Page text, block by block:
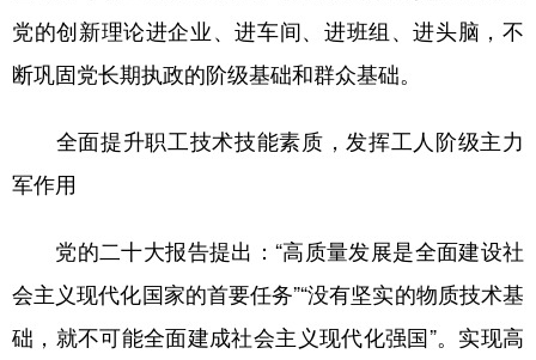
党的创新理论进企业、进车间、进班组、进头脑，不
断巩固党长期执政的阶级基础和群众基础。
全面提升职工技术技能素质，发挥工人阶级主力
军作用
党的二十大报告提出：“高质量发展是全面建设社
会主义现代化国家的首要任务”“没有坚实的物质技术基
础，就不可能全面建成社会主义现代化强国”。实现高